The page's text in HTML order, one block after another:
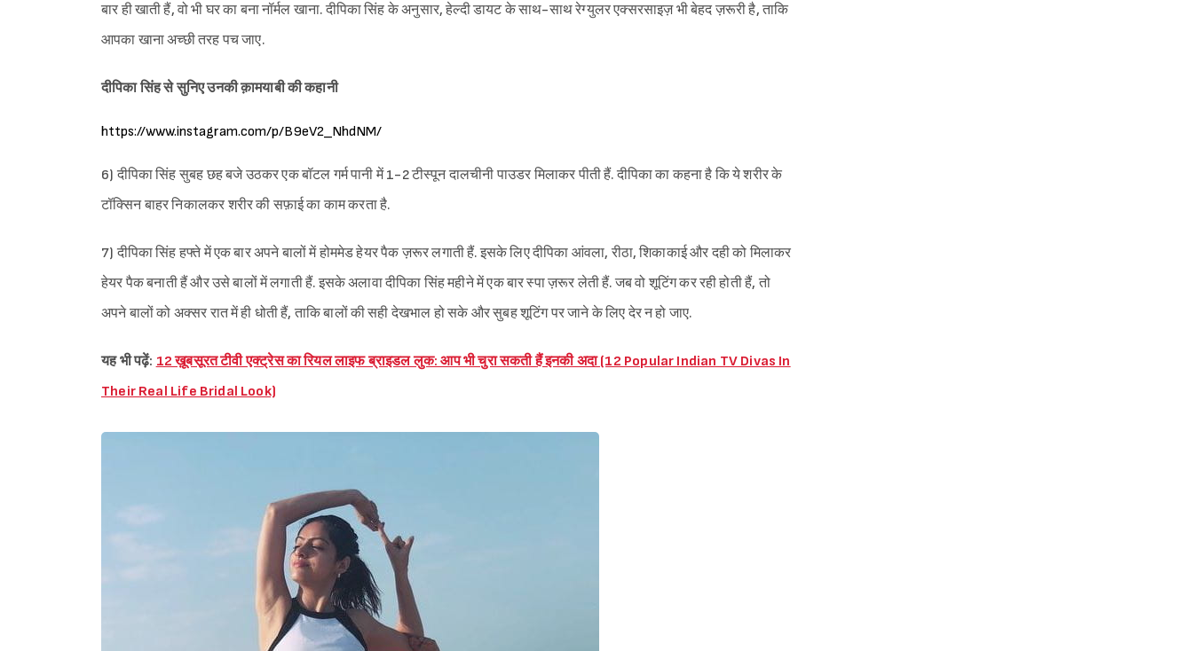
बार ही खाती हैं, वो भी घर का बना नॉर्मल खाना. दीपिका सिंह के अनुसार, हेल्दी डायट के साथ-साथ रेग्युलर एक्सरसाइज़ भी बेहद ज़रूरी है, ताकि
आपका खाना अच्छी तरह पच जाए.
दीपिका सिंह से सुनिए उनकी क़ामयाबी की कहानी
https://www.instagram.com/p/B9eV2_NhdNM/
6) दीपिका सिंह सुबह छह बजे उठकर एक बॉटल गर्म पानी में 1-2 टीस्पून दालचीनी पाउडर मिलाकर पीती हैं. दीपिका का कहना है कि ये शरीर के
टॉक्सिन बाहर निकालकर शरीर की सफ़ाई का काम करता है.
7) दीपिका सिंह हफ्ते में एक बार अपने बालों में होममेड हेयर पैक ज़रूर लगाती हैं. इसके लिए दीपिका आंवला, रीठा, शिकाकाई और दही को मिलाकर
हेयर पैक बनाती हैं और उसे बालों में लगाती हैं. इसके अलावा दीपिका सिंह महीने में एक बार स्पा ज़रूर लेती हैं. जब वो शूटिंग कर रही होती हैं, तो
अपने बालों को अक्सर रात में ही धोती हैं, ताकि बालों की सही देखभाल हो सके और सुबह शूटिंग पर जाने के लिए देर न हो जाए.
यह भी पढ़ें: 12 ख़ूबसूरत टीवी एक्ट्रेस का रियल लाइफ ब्राइडल लुक: आप भी चुरा सकती हैं इनकी अदा (12 Popular Indian TV Divas In
Their Real Life Bridal Look)